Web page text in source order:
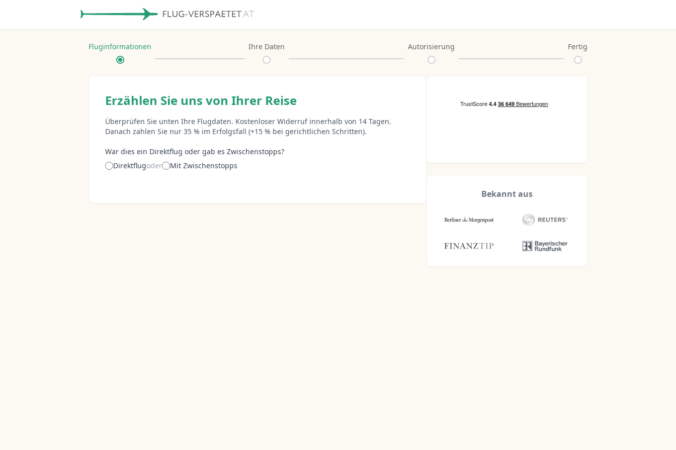
Fluginformationen Ihre Daten Autorisierung Fertig
Erzählen Sie uns von Ihrer Reise
Überprüfen Sie unten Ihre Flugdaten. Kostenloser Widerruf innerhalb von 14 Tagen.
Danach zahlen Sie nur 35 % im Erfolgsfall (+15 % bei gerichtlichen Schritten).
War dies ein Direktflug oder gab es Zwischenstopps?
Direktflugoder Mit Zwischenstopps
Bekannt aus